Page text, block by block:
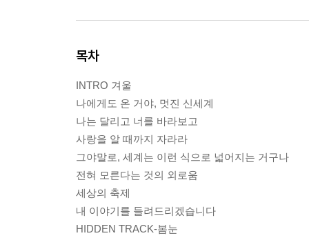
목차
INTRO 겨울
나에게도 온 거야, 멋진 신세계
나는 달리고 너를 바라보고
사랑을 알 때까지 자라라
그야말로, 세계는 이런 식으로 넓어지는 거구나
전혀 모른다는 것의 외로움
세상의 축제
내 이야기를 들려드리겠습니다
HIDDEN TRACK-봄눈